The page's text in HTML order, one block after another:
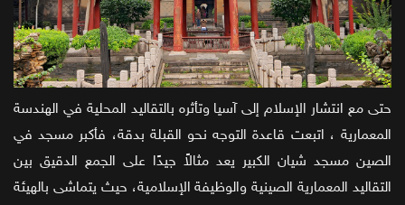
حتى مع انتشار الإسلام إلى آسيا وتأثره بالتقاليد المحلية في الهندسة
المعمارية ، اتبعت قاعدة التوجه نحو القبلة بدقة، فأكبر مسجد في
الصين مسجد شيان الكبير يعد مثالاً جيدًا على الجمع الدقيق بين
التقاليد المعمارية الصينية والوظيفة الإسلامية، حيث يتماشى بالهيئة